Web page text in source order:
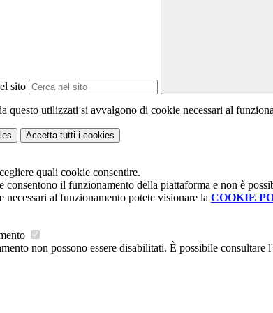
sito
questo utilizzati si avvalgono di cookie necessari al
Accetta tutti i cookies
quali cookie consentire.
consentono il funzionamento della piattaforma e non è
necessari al funzionamento potete visionare la COOKIE
non possono essere disabilitati. È possibile